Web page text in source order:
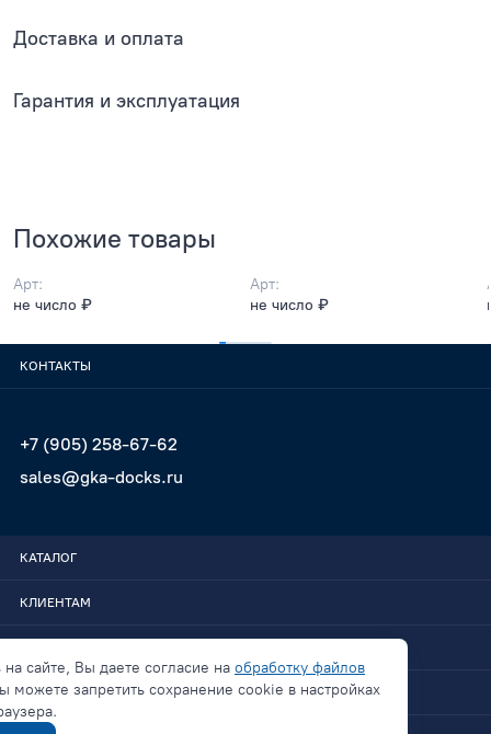
Доставка и оплата
Гарантия и эксплуатация
Похожие товары
Арт:
не число ₽
Арт:
не число ₽
КОНТАКТЫ
+7 (905) 258-67-62
sales@gka-docks.ru
КАТАЛОГ
КЛИЕНТАМ
СВЯЗАТЬСЯ
на сайте, Вы даете согласие на обработку файлов
можете запретить сохранение cookie в настройках